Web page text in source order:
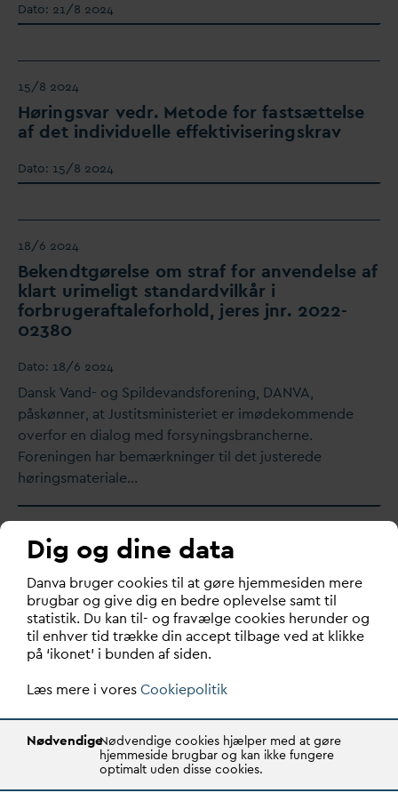
Dato: 21/8 2024
15/8 2024
Høringsvar vedr. Metode for fastsættelse
af det individuelle effektiviseringskrav
Dato: 15/8 2024
18/6 2024
Bekendtgørelse om straf for anvendelse af
klart urimeligt standardvilkår i
forbrugeraftaleforhold, jeres jnr. 2022-
02380
Dato: 18/6 2024
Dansk Vand- og Spildevandsforening, DANVA,
påskønner, at Justitsministeriet er imødekommende
overfor en dialog med forsyningsbrancherne.
Foreningen har bemærkninger til det justerede
høringsmateriale…
12/6 2024
Lov om styrket beredskab i
energisektoren
ato:12/6 2024
styrket beredskab i energisektoren i høring. Denne lov
har til formål at implementere EU's NIS 2- og CER-
direktiver samt introducere supplerende krav…
Dig og dine data
Danva bruger cookies til at gøre hjemmesiden mere
brugbar og give dig en bedre oplevelse samt til
statistik. Du kan til- og fravælge cookies herunder og
til enhver tid trække din accept tilbage ved at klikke
på ‘ikonet’ i bunden af siden.
Læs mere i voresCookiepolitik
NødvendigeNødvendige cookies hjælper med at gøre
hjemmeside brugbar og kan ikke fungere
optimalt uden disse cookies.